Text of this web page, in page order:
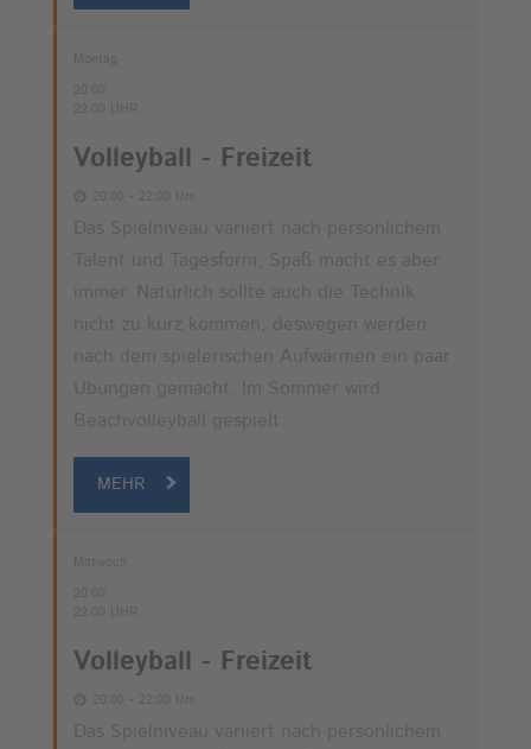
20:00
22:00 UHR
Volleyball - Freizeit
20:00 - 22:00 Uhr
Das Spielniveau variiert nach persönlichem
Talent und Tagesform, Spaß macht es aber
immer. Natürlich sollte auch die Technik
nicht zu kurz kommen, deswegen werden
nach dem spielerischen Aufwärmen ein paar
Übungen gemacht. Im Sommer wird
Beachvolleyball gespielt.
MEHR
20:00
22:00 UHR
Volleyball - Freizeit
20:00 - 22:00 Uhr
Das Spielniveau variiert nach persönlichem